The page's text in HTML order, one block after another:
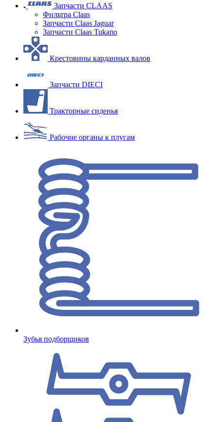
Запчасти CLAAS
Фильтра Claas
Запчасти Claas Jaguar
Запчасти Claas Tukano
Крестовины карданных валов
Запчасти DIECI
Тракторные сиденья
Рабочие органы к плугам
Зубья подборщиков